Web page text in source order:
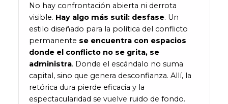
No hay confrontación abierta ni derrota
visible. Hay algo más sutil: desfase. Un
estilo diseñado para la política del conflicto
permanente se encuentra con espacios
donde el conflicto no se grita, se
administra. Donde el escándalo no suma
capital, sino que genera desconfianza. Allí, la
retórica dura pierde eficacia y la
espectacularidad se vuelve ruido de fondo.